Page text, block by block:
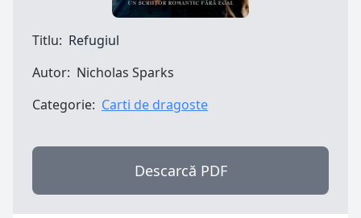
Titlu: Refugiul
Autor: Nicholas Sparks
Categorie: Carti de dragoste
Descarcă PDF